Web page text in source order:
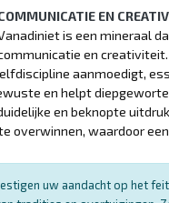
EN
is een mineraal
en
aanmoedigt,
en helpt
en beknopte
overwinnen, waardoor
uw aandacht op het